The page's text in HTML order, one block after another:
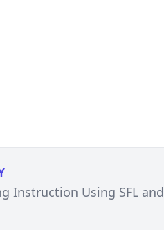
Instruction Using SFL and